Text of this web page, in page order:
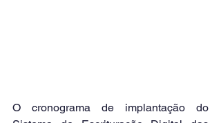
O cronograma de implantação do